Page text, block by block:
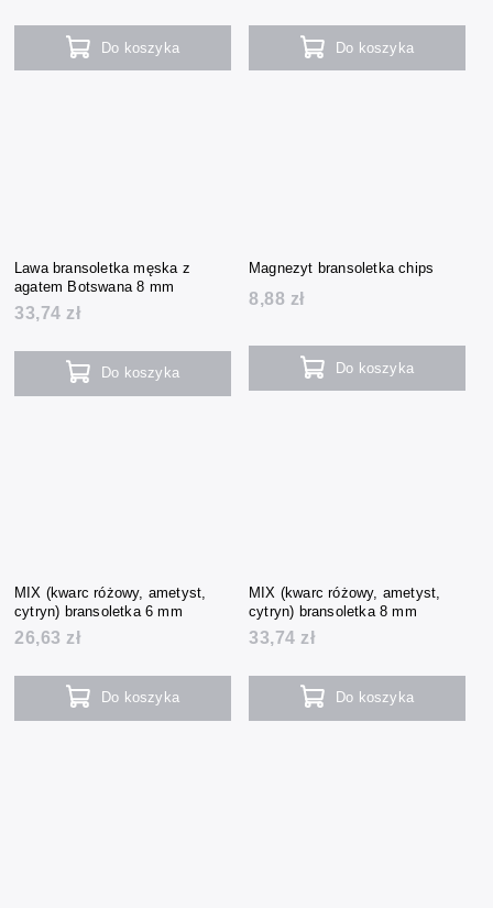
Do koszyka Do koszyka
Lawa bransoletka męska z
agatem Botswana 8 mm
33,74 zł
Do koszyka
Magnezyt bransoletka chips
8,88 zł
Do koszyka
MIX (kwarc różowy, ametyst,
cytryn) bransoletka 6 mm
26,63 zł
Do koszyka
MIX (kwarc różowy, ametyst,
cytryn) bransoletka 8 mm
33,74 zł
Do koszyka